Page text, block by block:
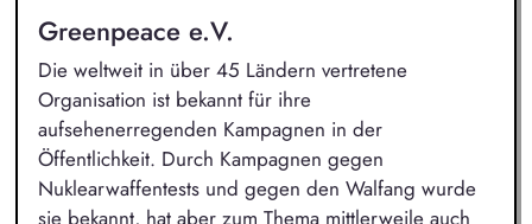
Greenpeace e.V.
Die weltweit in über 45 Ländern vertretene
Organisation ist bekannt für ihre
aufsehenerregenden Kampagnen in der
Öffentlichkeit. Durch Kampagnen gegen
Nuklearwaffentests und gegen den Walfang wurde